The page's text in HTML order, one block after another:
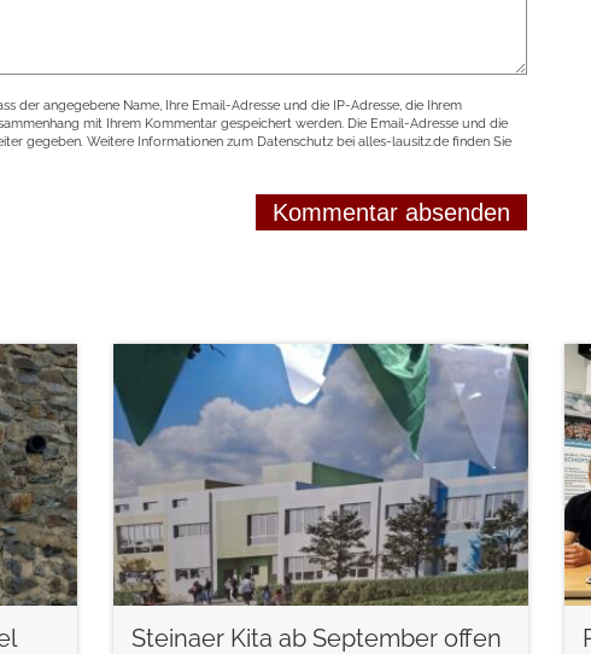
der angegebene Name, Ihre Email-Adresse und die IP-Adresse, die Ihrem
mit Ihrem Kommentar gespeichert werden. Die Email-Adresse und die
gegeben. Weitere Informationen zum Datenschutz bei alles-lausitz.de finden Sie
Steinaer Kita ab September offen
weiterlesen